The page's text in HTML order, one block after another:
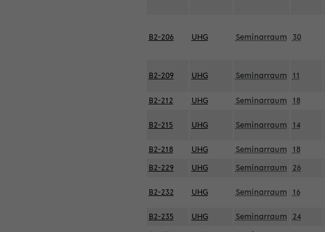
B2-206 UHG Seminarraum 30
B2-209 UHG Seminarraum 11
B2-212 UHG Seminarraum 18
B2-215 UHG Seminarraum 14
B2-218 UHG Seminarraum 18
B2-229
UHG Seminarraum 26
B2-232 UHG Seminarraum 16
B2-235 UHG Seminarraum 24